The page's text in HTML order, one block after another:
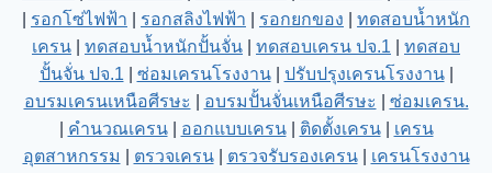
รอกโซ่ไฟฟ้า รอกสลิงไฟฟ้า รอกยกของ
ทดสอบน้ำหนัก
เครน
ทดสอบน้ำหนักปั้นจั่น ทดสอบเครน ปจ.1
ทดสอบ
ปั้นจั่น ปจ.1
ซ่อมเครนโรงงาน| ปรับปรุงเครนโรงงาน|
อบรมเครนเหนือศีรษะ
อบรมปั้นจั่นเหนือศีรษะ
ซ่อมเครน.
คำนวณเครน| ออกแบบเครน| ติดตั้งเครน| เครน
อุตสาหกรรม
ตรวจเครน| ตรวจรับรองเครน| เครนโรงงาน